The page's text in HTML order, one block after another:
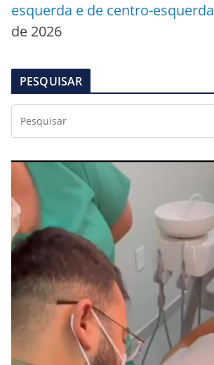
esquerda e de centro-esquerda
de 2026
PESQUISAR